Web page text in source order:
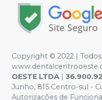
Copyright © 2022 |
OESTE LTDA |
Junho, 815 Centro-sul -
Autorizações de